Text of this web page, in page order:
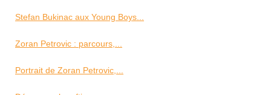
Stefan Bukinac aux Young Boys...
Zoran Petrovic : parcours,...
Portrait de Zoran Petrovic,...